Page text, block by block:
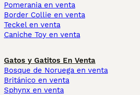
Pomerania en venta
Border Collie en venta
Teckel en venta
Caniche Toy en venta
Gatos y Gatitos En Venta
Bosque de Noruega en venta
Británico en venta
Sphynx en venta